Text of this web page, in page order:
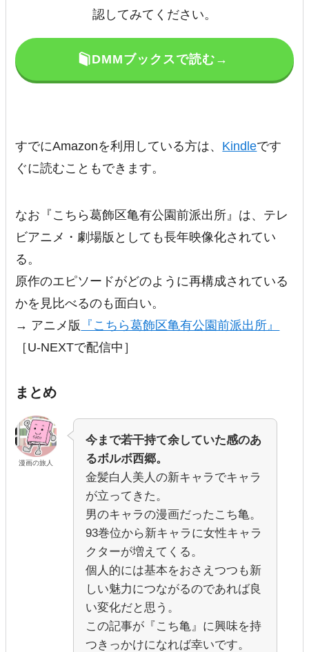
認してみてください。
DMMブックスで読む→
すでにAmazonを利用している方は、 Kindleです
ぐに読むこともできます。
なお『こちら葛飾区亀有公園前派出所』は、テレ
ビアニメ・劇場版としても長年映像化されてい
る。
原作のエピソードがどのように再構成されている
かを見比べるのも面白い。
→ アニメ版
『こちら葛飾区亀有公園前派出所』
［U-NEXTで配信中］
まとめ
漫画の旅人
今まで若干持て余していた感のあ
るボルボ西郷。
金髪白人美人の新キャラでキャラ
が立ってきた。
男のキャラの漫画だったこち亀。
93巻位から新キャラに女性キャラ
クターが増えてくる。
個人的には基本をおさえつつも新
しい魅力につながるのであれば良
い変化だと思う。
この記事が『こち亀』に興味を持
つきっかけになれば幸いです。